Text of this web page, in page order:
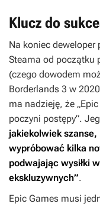
Klucz do
Na koniec deweloper
Steama od początku
(czego dowodem
Borderlands 3 w
ma nadzieję, że
poczyni postępy”.
jakiekolwiek
wypróbować kilka
podwajając wysiłki
ekskluzywnych”.
Epic Games musi